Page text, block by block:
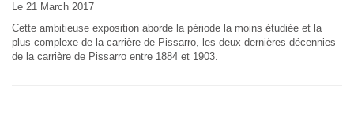
Le 21 March 2017
Cette ambitieuse exposition aborde la période la moins étudiée et la
plus complexe de la carrière de Pissarro, les deux dernières décennies
de la carrière de Pissarro entre 1884 et 1903.